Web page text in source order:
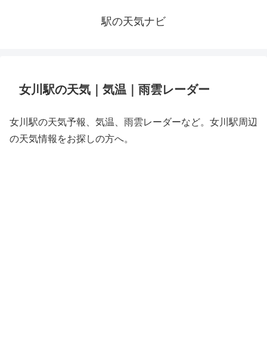
駅の天気ナビ
女川駅の天気｜気温｜雨雲レーダー
女川駅の天気予報、気温、雨雲レーダーなど。女川駅周辺
の天気情報をお探しの方へ。